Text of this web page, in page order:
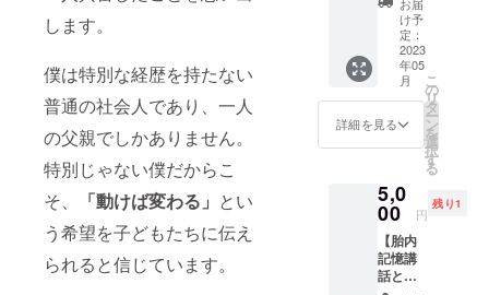
します。
僕は特別な経歴を持たない
普通の社会人であり、一人
の父親でしかありません。
特別じゃない僕だからこ
そ、
「動けば変わる」 とい
う希望を子どもたちに伝え
られると信じています。
のでは
ありま
せん。
画像や
知的財
産、著
作権は
帰属し
ます。
✼••┈┈••
✼••┈┈••
✼••┈┈••
✼••┈┈••
くださ
い） ＊
神奈川
県内に
いらっ
しゃる
ことが
難しい
場合は
にご記
入くだ
さい。
✼••┈┈••
✼••┈┈••
✼••┈┈••
ンライ
ンまた
は対面
の希望
＊対面
の場合
は、原
則、ご
指定し
(神奈川
県内)に
て実施
しま
す。
（会場
で、気
分が晴
れてい
き、そ
して考
え方が
変わ
り、笑
顔にな
で、あ
らゆる
物事が
好転し
まし
た。 少
しでも
る人が
増える
ように
想いを
込めて
届けま
待ちし
ており
すめの
方】 ●
いつも
誰かと
比較し
て自己
つけた
い方、
ダイ
エット
難民の
方！！
自分を
もっと
なろう
♡
5/13（
土）ス
ター
ト！ グ
定で
す。
✼••┈┈••
✼••┈┈••
✼••┈┈••
✼••┈┈••
✼ 《リ
任者》
主催・
運営
内田悠
太 ・
サービ
メッ
セージ
がもら
えま
す！
「何だ
か行動
「これ
からど
うすれ
ば？」
という
方はも
事でき
る券】
【再
販】 リ
アルで
一緒に
お食事
しなが
ら、あ
夢やや
りたい
こと聞
かせて
くださ
い♪ 野
け予
定：
2023
年05
月
詳細を見る
こ
の
リ
タ
ー
ン
を
選
択
す
る
5,0
00 円
残り1
【胎内
記憶講
話と胎